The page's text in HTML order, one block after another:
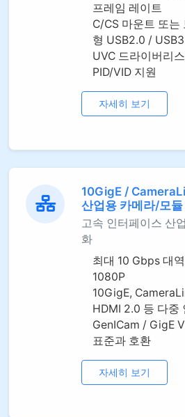
프레임 레이트
C/CS 마운트 또는
형 USB2.0 /
UVC 드라이버리
PID/VID 지원
자세히 보기
10GigE /
산업용 카메라/모
고속 인터페이스 산
화
최대 10 Gbps 대
1080P
10GigE,
HDMI 2.0 등 다중
GenICam / GigE
표준과 호환
자세히 보기